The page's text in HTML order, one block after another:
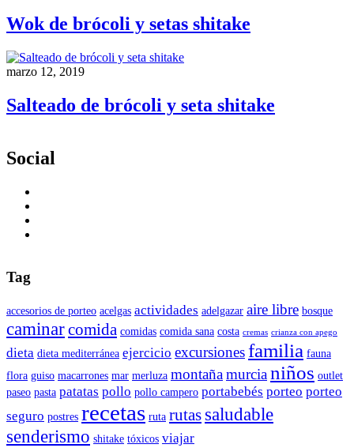
Wok de brócoli y setas shitake
marzo 12, 2019
Salteado de brócoli y seta shitake
Social
Tag
accesorios de porteo acelgas actividades adelgazar aire libre bosque
caminarcomida comidas comida sana costa cremas crianza con apego
dieta dieta mediterránea ejercicio excursionesfamilia fauna
flora guiso macarrones mar merluza montañamurcianiños outlet
paseo pasta patatas pollo pollo campero portabebés porteo porteo
seguro postres recetas ruta rutas saludable
senderismo shitake tóxicos viajar